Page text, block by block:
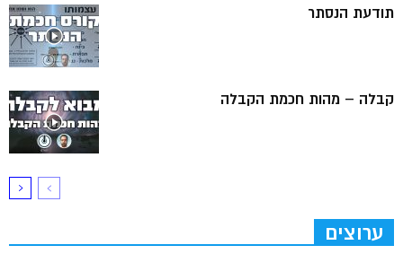
תודעת הנסתר
קבלה – מהות חכמת הקבלה
ערוצים